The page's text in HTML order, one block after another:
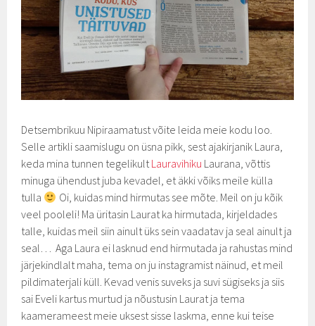
Detsembrikuu Nipiraamatust võite leida meie kodu loo.
Selle artikli saamislugu on üsna pikk, sest ajakirjanik Laura,
keda mina tunnen tegelikultLauravihiku Laurana, võttis
minuga ühendust juba kevadel, et äkki võiks meile külla
tulla
Oi, kuidas mind hirmutas see mõte. Meil on ju kõik
veel pooleli! Ma üritasin Laurat ka hirmutada, kirjeldades
talle, kuidas meil siin ainult üks sein vaadatav ja seal ainult ja
seal… Aga Laura ei lasknud end hirmutada ja rahustas mind
järjekindlalt maha, tema on ju instagramist näinud, et meil
pildimaterjali küll. Kevad venis suveks ja suvi sügiseks ja siis
sai Eveli kartus murtud ja nõustusin Laurat ja tema
kaamerameest meie uksest sisse laskma, enne kui teise